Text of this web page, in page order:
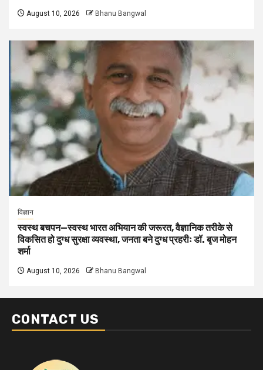
August 10, 2026 Bhanu Bangwal
विज्ञान
स्वस्थ बचपन—स्वस्थ भारत अभियान की जरूरत, वैज्ञानिक तरीके से
विकसित हो दुग्ध सुरक्षा व्यवस्था, जनता बने दुग्ध प्रहरीः डॉ. बृज मोहन
शर्मा
August 10, 2026 Bhanu Bangwal
CONTACT US